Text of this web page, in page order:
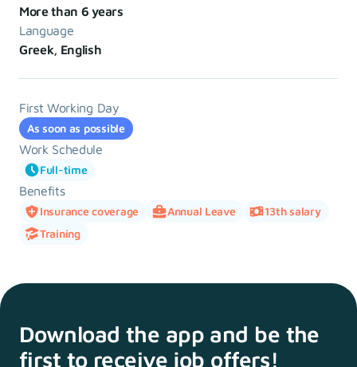
More than 6 years
Language
Greek, English
First Working Day
As soon as possible
Work Schedule
Full-time
Benefits
Insurance coverage Annual Leave
13th salary
Training
Download the app and be the
first to receive job offers!